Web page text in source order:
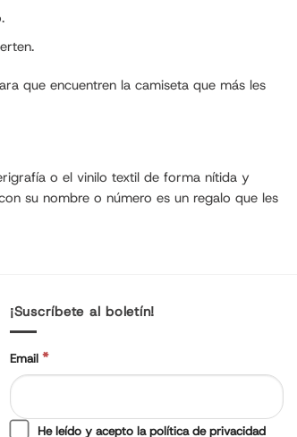
que encuentren la camiseta que más les
o el vinilo textil de forma nítida y
su nombre o número es un regalo que les
¡Suscríbete al boletín!
Email *
He leído y acepto la política de privacidad